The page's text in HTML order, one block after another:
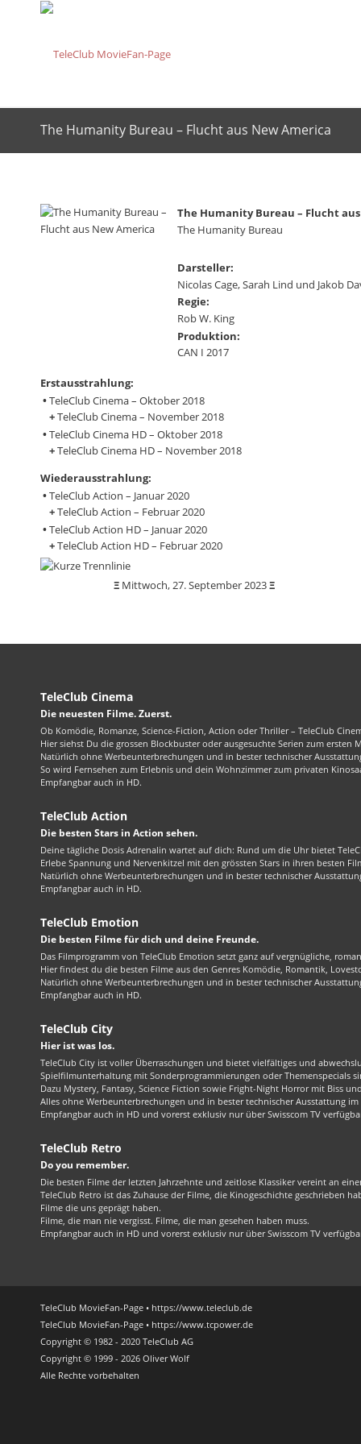
The Humanity Bureau – Flucht aus New America
The Humanity Bureau – Flucht
The Humanity Bureau
Darsteller:
Nicolas Cage, Sarah Lind und Jakob
Regie:
Rob W. King
Produktion:
CAN I 2017
Erstausstrahlung:
•TeleClub Cinema – Oktober 2018
+TeleClub Cinema – November 2018
•TeleClub Cinema HD – Oktober 2018
+TeleClub Cinema HD – November 2018
Wiederausstrahlung:
•TeleClub Action – Januar 2020
+TeleClub Action – Februar 2020
•TeleClub Action HD – Januar 2020
+TeleClub Action HD – Februar 2020
Ξ Mittwoch, 27. September 2023Ξ
TeleClub Cinema
Die neuesten Filme. Zuerst.
Ob Komödie, Romanze, Science-Fiction, Action oder Thriller – TeleClub
Hier siehst Du die grossen Blockbuster oder ausgesuchte Serien zum ersten
Natürlich ohne Werbeunterbrechungen und in bester technischer
So wird Fernsehen zum Erlebnis und dein Wohnzimmer zum privaten
Empfangbar auch in HD.
TeleClub Action
Die besten Stars in Action sehen.
Deine tägliche Dosis Adrenalin wartet auf dich: Rund um die Uhr bietet
Erlebe Spannung und Nervenkitzel mit den grössten Stars in ihren besten
Natürlich ohne Werbeunterbrechungen und in bester technischer
Empfangbar auch in HD.
TeleClub Emotion
Die besten Filme für dich und deine Freunde.
Das Filmprogramm von TeleClub Emotion setzt ganz auf vergnügliche,
Hier findest du die besten Filme aus den Genres Komödie, Romantik,
Natürlich ohne Werbeunterbrechungen und in bester technischer
Empfangbar auch in HD.
TeleClub City
Hier ist was los.
TeleClub City ist voller Überraschungen und bietet vielfältiges und
Spielfilmunterhaltung mit Sonderprogrammierungen oder Themenspecials
Dazu Mystery, Fantasy, Science Fiction sowie Fright-Night Horror mit Biss
Alles ohne Werbeunterbrechungen und in bester technischer Ausstattung
Empfangbar auch in HD und vorerst exklusiv nur über Swisscom TV
TeleClub Retro
Do you remember.
Die besten Filme der letzten Jahrzehnte und zeitlose Klassiker vereint an
TeleClub Retro ist das Zuhause der Filme, die Kinogeschichte geschrieben
Filme die uns geprägt haben.
Filme, die man nie vergisst. Filme, die man gesehen haben muss.
Empfangbar auch in HD und vorerst exklusiv nur über Swisscom TV
TeleClub MovieFan-Page • https://www.teleclub.de
TeleClub MovieFan-Page • https://www.tcpower.de
Copyright © 1982 - 2020 TeleClub AG
Copyright © 1999 - 2026 Oliver Wolf
Alle Rechte vorbehalten